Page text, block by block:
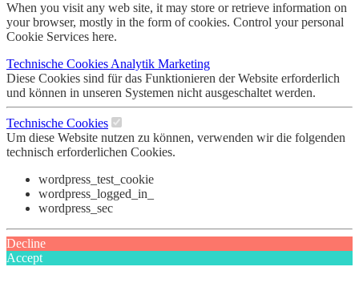
When you visit any web site, it may store or retrieve information on
your browser, mostly in the form of cookies. Control your personal
Cookie Services here.
Technische Cookies Analytik Marketing
Diese Cookies sind für das Funktionieren der Website erforderlich
und können in unseren Systemen nicht ausgeschaltet werden.
Technische Cookies
Um diese Website nutzen zu können, verwenden wir die folgenden
technisch erforderlichen Cookies.
wordpress_test_cookie
wordpress_logged_in_
wordpress_sec
Decline
Accept